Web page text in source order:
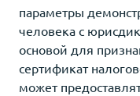
параметры
человека с
основой для
сертификат
может